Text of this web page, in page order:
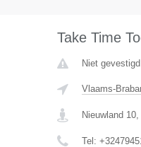
Take Time
Niet
Vlaams-
Nieuwland 10,
Tel: